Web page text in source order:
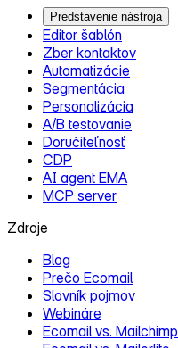
Predstavenie nástroja
Editor šablón
Zber kontaktov
Automatizácie
Segmentácia
Personalizácia
A/B testovanie
Doručiteľnosť
CDP
AI agent EMA
MCP server
Zdroje
Blog
Prečo Ecomail
Slovník pojmov
Webináre
Ecomail vs. Mailchimp